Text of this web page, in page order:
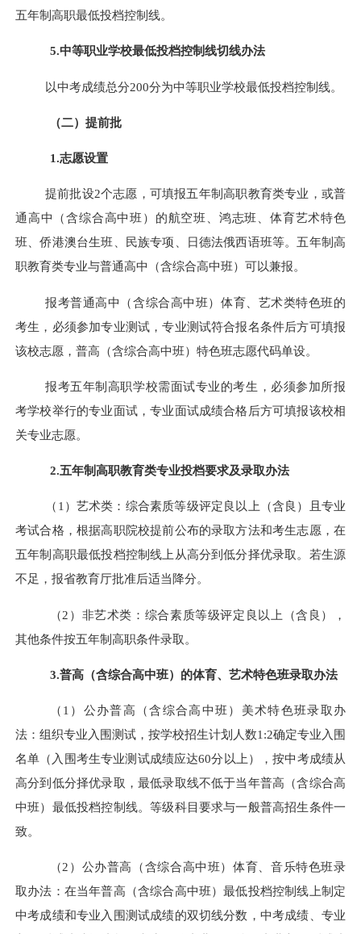
五年制高职最低投档控制线。
5.中等职业学校最低投档控制线切线办法
以中考成绩总分200分为中等职业学校最低投档控制线。
（二）提前批
1.志愿设置
提前批设2个志愿，可填报五年制高职教育类专业 ，或普
通高中
（含综合高中班） 的航空班、鸿志班、体育艺术特色
班、侨港澳台生班、民族专项、日德法俄西语班等。五年制高
职教育类专业与普通高中 （含综合高中班）可以兼报。
报考普通高中 （含综合高中班） 体育、艺术类特色班的
考生，必须参加专业测试，专业测试符合报名条件后方可填报
该校志愿，普高 （含综合高中班） 特色班志愿代码单设。
报考五年制高职学校需面试专业的考生，必须参加所报
考学校举行的专业面试，专业面试成绩合格后方可填报该校相
关专业志愿。
2.五年制高职教育类专业投档要求及录取办法
（1）艺术类：综合素质等级评定良以上（含良）且专业
考试合格，根据高职院校提前公布的录取方法和考生志愿，在
五年制高职最低投档控制线上从高分到低分择优录取。若生源
不足，报省教育厅批准后适当降分。
（2）非艺术类：综合素质等级评定良以上（含良），
其他条件按五年制高职条件录取。
3.普高（含综合高中班） 的体育、艺术特色班录取办法
（1）公办普高 （含综合高中班） 美术特色班录取办
法：组织专业入围测试， 按学校招生计划 人数1:2确定专业入围
名单（ 入围考生专业测试成绩应达60分以上 ），按中考成绩从
高分到低分择优录取，最低录取线不低于当年普高（含综合高
中班）最低投档控制线。等级科目要求与一般普高招生条件一
致。
（2）公办普高 （含综合高中班）体育、音乐特色班录
取办法：在当年普高（含综合高中班）最低投档控制线上制定
中考成绩和专业入围测试成绩的双切线分数，中考成绩、专业